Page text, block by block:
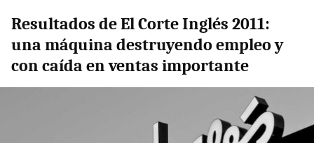
Resultados de El Corte Inglés 2011:
una máquina destruyendo empleo y
con caída en ventas importante